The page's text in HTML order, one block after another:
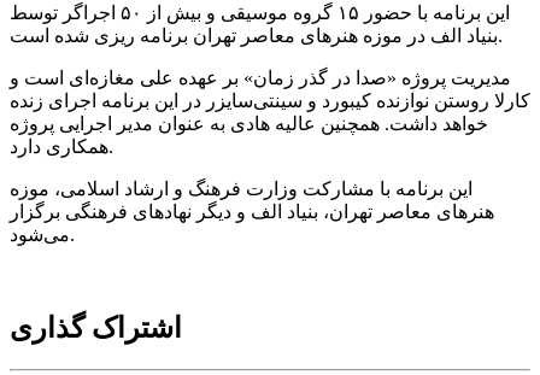
این برنامه با حضور ۱۵ گروه موسیقی و بیش از ۵۰ اجراگر توسط
بنیاد الف در موزه‌ هنرهای معاصر تهران برنامه‌ ریزی شده است.
مدیریت پروژه‌ «صدا در گذر زمان» بر عهده‌ علی مغازه‌ای است و
کارلا روستن نوازنده‌ کیبورد و سینتی‌سایزر در این برنامه اجرای زنده
خواهد داشت. همچنین عالیه هادی به‌ عنوان مدیر اجرایی پروژه
همکاری دارد.
این برنامه با مشارکت وزارت فرهنگ و ارشاد اسلامی، موزه‌
هنرهای معاصر تهران، بنیاد الف و دیگر نهادهای فرهنگی برگزار
می‌شود.
اشتراک گذاری